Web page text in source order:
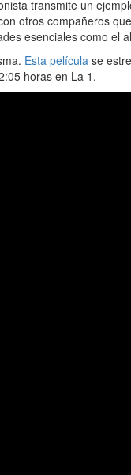
transmite un
otros compañeros
esenciales como el
Esta película se
horas en La 1.